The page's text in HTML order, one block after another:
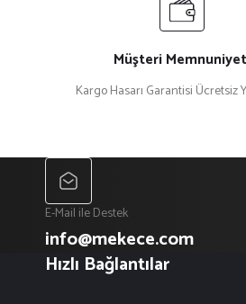
Müşteri
Kargo Hasarı Garantisi Ücretsiz
E-Mail ile Destek
info@mekece.com
Hızlı Bağlantılar